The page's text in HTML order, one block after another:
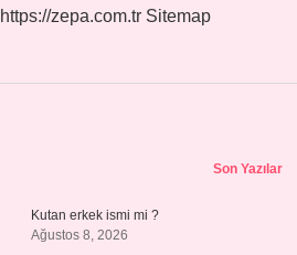
https://zepa.com.tr Sitemap
Son Yazılar
Kutan erkek ismi mi ?
Ağustos 8, 2026